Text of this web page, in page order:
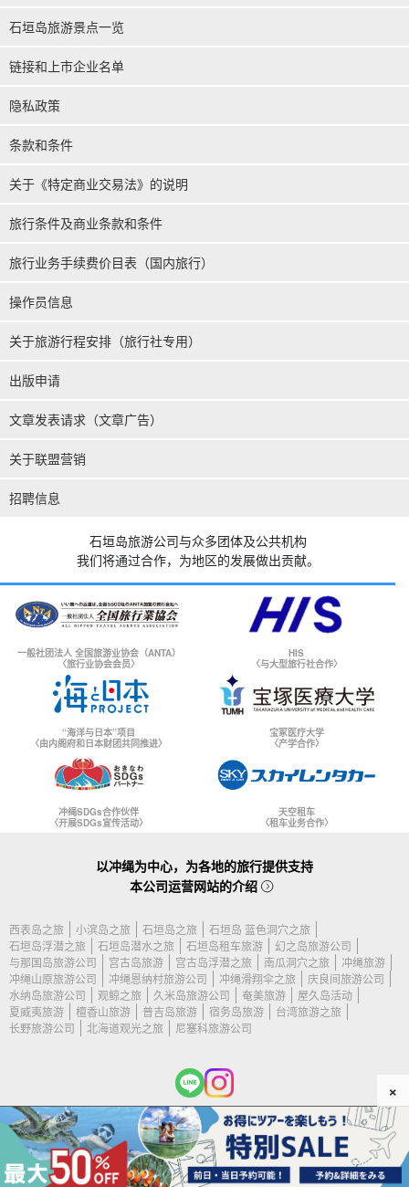
石垣岛旅游景点一览
链接和上市企业名单
隐私政策
条款和条件
关于《特定商业交易法》的说明
旅行条件及商业条款和条件
旅行业务手续费价目表（国内旅行）
操作员信息
关于旅游行程安排（旅行社专用）
出版申请
文章发表请求（文章广告）
关于联盟营销
招聘信息
石垣岛旅游公司与众多团体及公共机构
我们将通过合作，为地区的发展做出贡献。
一般社团法人 全国旅游业协会（ANTA）
〈旅行业协会会员〉
HIS
〈与大型旅行社合作〉
“海洋与日本”项目
〈由内阁府和日本财团共同推进〉
宝冢医疗大学
〈产学合作〉
冲绳SDGs合作伙伴
〈开展SDGs宣传活动〉
天空租车
〈租车业务合作〉
以冲绳为中心，为各地的旅行提供支持
本公司运营网站的介绍
西表岛之旅 小滨岛之旅 石垣岛之旅
石垣岛 蓝色洞穴之旅
石垣岛浮潜之旅
石垣岛潜水之旅 石垣岛租车旅游
幻之岛旅游公司
与那国岛旅游公司
宫古岛旅游 宫古岛浮潜之旅 南瓜洞穴之旅
冲绳旅游
冲绳山原旅游公司
冲绳恩纳村旅游公司 冲绳滑翔伞之旅
庆良间旅游公司
水纳岛旅游公司
观鲸之旅 久米岛旅游公司 奄美旅游
屋久岛活动
夏威夷旅游
檀香山旅游 普吉岛旅游 宿务岛旅游
台湾旅游之旅
长野旅游公司
北海道观光之旅 尼塞科旅游公司
(c) 2026 石垣岛旅游公司 保留所有权利。.
×